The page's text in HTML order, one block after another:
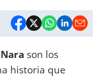
son los
historia que